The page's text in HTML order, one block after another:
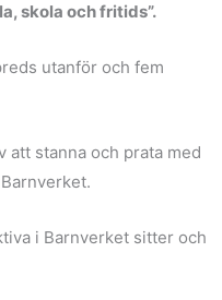
skola och fritids”.
utanför och fem
att stanna och prata med
i Barnverket sitter och